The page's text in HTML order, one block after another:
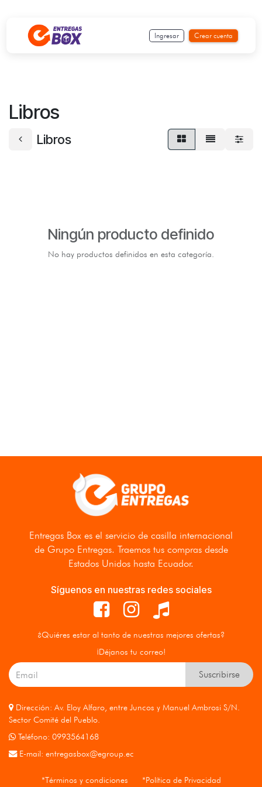
Ingresar Crear cuenta
Libros
Libros
Ningún producto definido
No hay productos definidos en esta categoría.
Entregas Box es el servicio de casilla internacional
de Grupo Entregas. Traemos tus compras desde
Estados Unidos hasta Ecuador.
Síguenos en nuestras redes sociales
¿Quiéres estar al tanto de nuestras mejores ofertas?
¡Déjanos tu correo!
Suscribirse
Dirección: Av. Eloy Alfaro, entre Juncos y Manuel Ambrosi S/N.
Sector Comité del Pueblo.
Teléfono: 0993564168
E-mail: entregasbox@egroup.ec
*Términos y condiciones *Política de Privacidad